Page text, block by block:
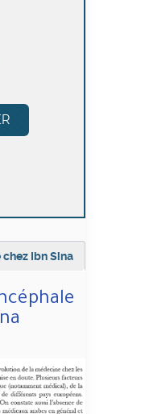
chez Ibn Sina